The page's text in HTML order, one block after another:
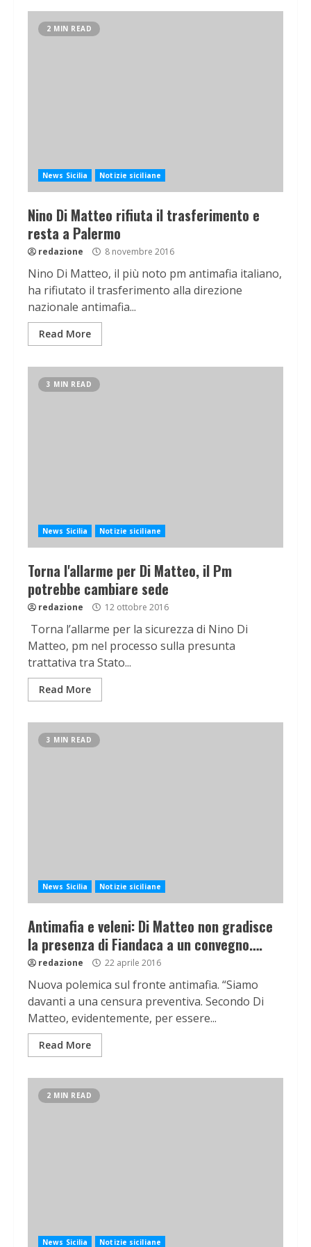
2 MIN READ
News Sicilia Notizie siciliane
Nino Di Matteo rifiuta il trasferimento e
resta a Palermo
redazione 8 novembre 2016
Nino Di Matteo, il più noto pm antimafia italiano,
ha rifiutato il trasferimento alla direzione
nazionale antimafia...
Read More
3 MIN READ
News Sicilia Notizie siciliane
Torna l'allarme per Di Matteo, il Pm
potrebbe cambiare sede
redazione 12 ottobre 2016
Torna l’allarme per la sicurezza di Nino Di
Matteo, pm nel processo sulla presunta
trattativa tra Stato...
Read More
3 MIN READ
News Sicilia Notizie siciliane
Antimafia e veleni: Di Matteo non gradisce
la presenza di Fiandaca a un convegno….
redazione 22 aprile 2016
Nuova polemica sul fronte antimafia. “Siamo
davanti a una censura preventiva. Secondo Di
Matteo, evidentemente, per essere...
Read More
2 MIN READ
News Sicilia Notizie siciliane